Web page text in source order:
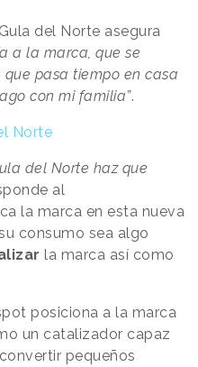
del Norte asegura
a la marca, que se
pasa tiempo en casa
con mi familia”.
Norte
del Norte haz que
al
la marca en esta nueva
consumo sea algo
la marca así como
posiciona a la marca
un catalizador capaz
pequeños